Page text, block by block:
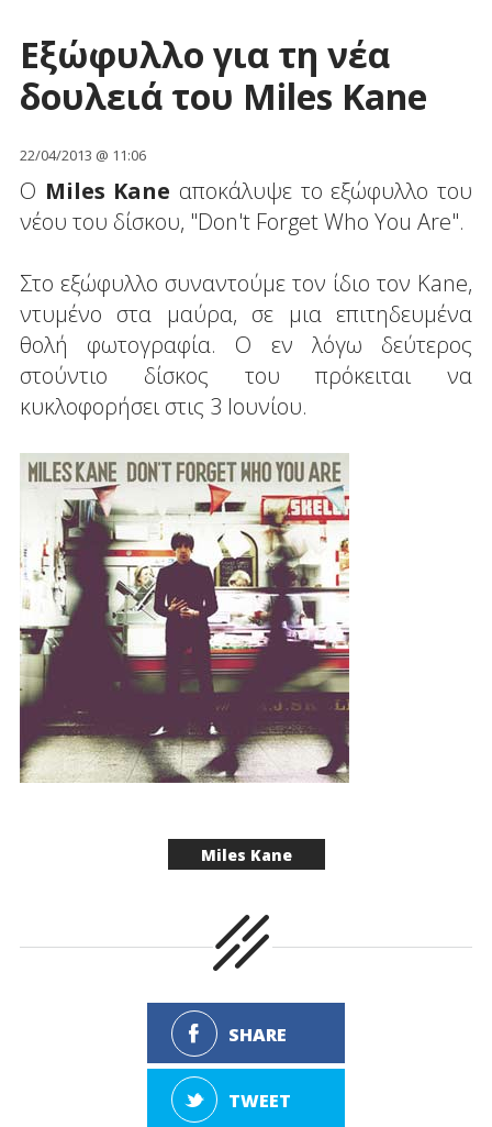
Εξώφυλλο για τη νέα
δουλειά του Miles Kane
22/04/2013 @ 11:06
Ο Miles Kane αποκάλυψε το εξώφυλλο του
νέου του δίσκου, "Don't Forget Who You Are".
Στο εξώφυλλο συναντούμε τον ίδιο τον Kane,
ντυμένο στα μαύρα, σε μια επιτηδευμένα
θολή φωτογραφία. Ο εν λόγω δεύτερος
στούντιο δίσκος του πρόκειται να
κυκλοφορήσει στις 3 Ιουνίου.
Miles Kane
SHARE
TWEET